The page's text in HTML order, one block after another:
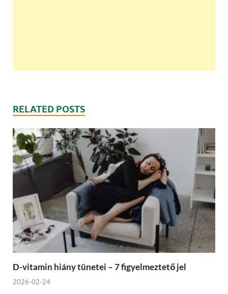
RELATED POSTS
D-vitamin hiány tünetei – 7 figyelmeztető jel
2026-02-24